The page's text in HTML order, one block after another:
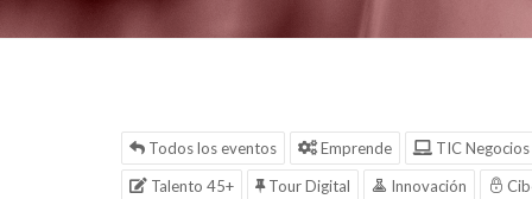
Todos los eventos Emprende
TIC Negocios
Talento 45+
Tour Digital Innovación